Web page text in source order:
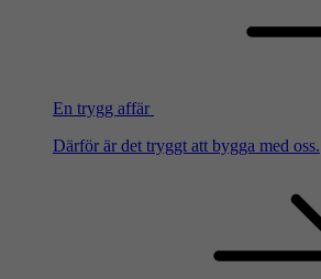
En trygg affär
Därför är det tryggt att bygga med oss.